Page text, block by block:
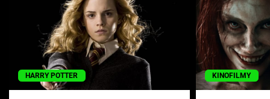
HARRY POTTER KINOFILMY